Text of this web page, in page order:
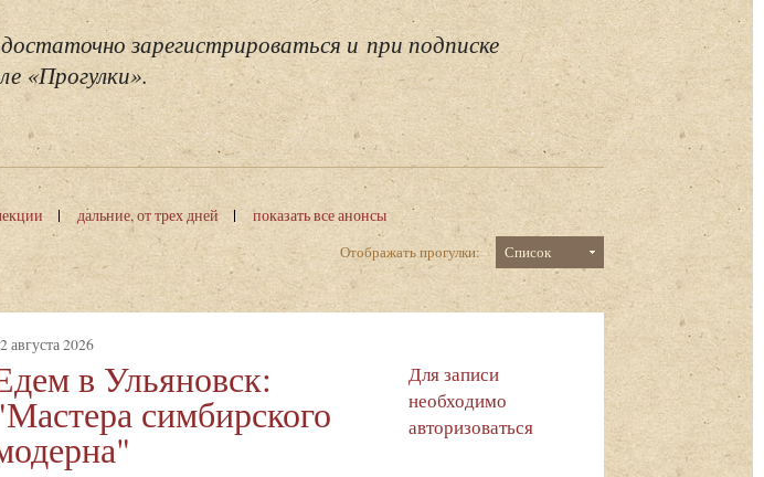
зарегистрироваться и при подписке
«Прогулки».
дальние, от трех дней
показать все анонсы
Отображать прогулки:
Список
августа 2026
в Ульяновск:
симбирского
Для записи
необходимо
авторизоваться